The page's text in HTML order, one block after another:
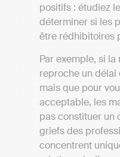
positifs : étudiez
déterminer si les
être rédhibitoires
Par exemple, si
reproche un délai
mais que pour
acceptable, les
pas constituer un
griefs des
concentrent